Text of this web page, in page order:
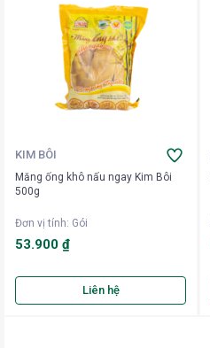
KIM BÔI
Măng ống khô nấu ngay Kim Bôi
500g
Đơn vị tính: Gói
53.900 ₫
Liên hệ